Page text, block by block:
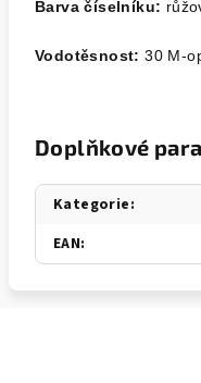
Barva číselníku:
Vodotěsnost: 30 M-
Doplňkové
Kategorie:
EAN: